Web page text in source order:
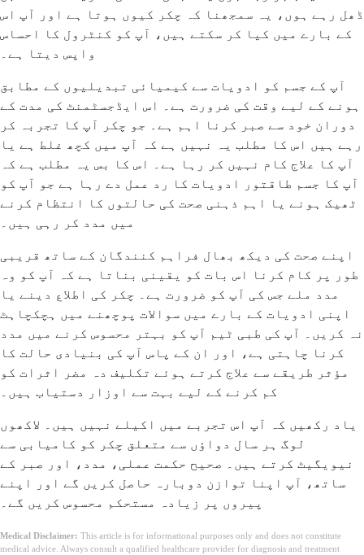
ڈھل رہے ہوں، یہ سمجھنا کہ چکر کیوں ہوتا ہے اور آپ اس
کے بارے میں کیا کر سکتے ہیں، آپ کو کنٹرول کا احساس
واپس دیتا ہے۔
آپ کے جسم کو ادویات سے کیمیائی تبدیلیوں کے مطابق
ہونے کے لیے وقت کی ضرورت ہے۔ اس ایڈجسٹمنٹ کی مدت کے
دوران خود سے صبر کرنا اہم ہے۔ جو چکر آپ کا تجربہ کر
رہے ہیں اس کا مطلب یہ نہیں ہے کہ آپ میں کچھ غلط ہے یا
آپ کا علاج کام نہیں کر رہا ہے۔ اس کا بس یہ مطلب ہے کہ
آپ کا جسم طاقتور ادویات کا رد عمل دے رہا ہے جو آپ کو
ٹھیک ہونے یا اہم ذہنی صحت کی حالتوں کا انتظام کرنے
میں مدد کر رہی ہیں۔
اپنے صحت کی دیکھ بھال فراہم کنندگان کے ساتھ قریبی
طور پر کام کرنا اس بات کو یقینی بناتا ہے کہ آپ کو وہ
مدد ملے جس کی آپ کو ضرورت ہے۔ چکر کی اطلاع دینے یا
اپنی ادویات کے بارے میں سوالات پوچھنے میں ہچکچاہٹ
نہ کریں۔ آپ کی طبی ٹیم آپ کو بہتر محسوس کرنے میں مدد
کرنا چاہتی ہے، اور ان کے پاس آپ کی بنیادی حالت کا
مؤثر طریقے سے علاج کرتے ہوئے تکلیف دہ مضر اثرات کو
کم کرنے کے لیے بہت سے اوزار دستیاب ہیں۔
یاد رکھیں کہ آپ اس تجربے میں اکیلے نہیں ہیں۔ لاکھوں
لوگ ہر سال دواؤں سے متعلق چکر کو کامیابی سے
نیویگیٹ کرتے ہیں۔ صحیح حکمت عملی، مدد، اور صبر کے
ساتھ، آپ اپنا توازن دوبارہ حاصل کریں گے اور اپنے
پیروں پر زیادہ مستحکم محسوس کریں گے۔
Medical Disclaimer: This article is for informational purposes only and does not constitute
medical advice. Always consult a qualified healthcare provider for diagnosis and treatment